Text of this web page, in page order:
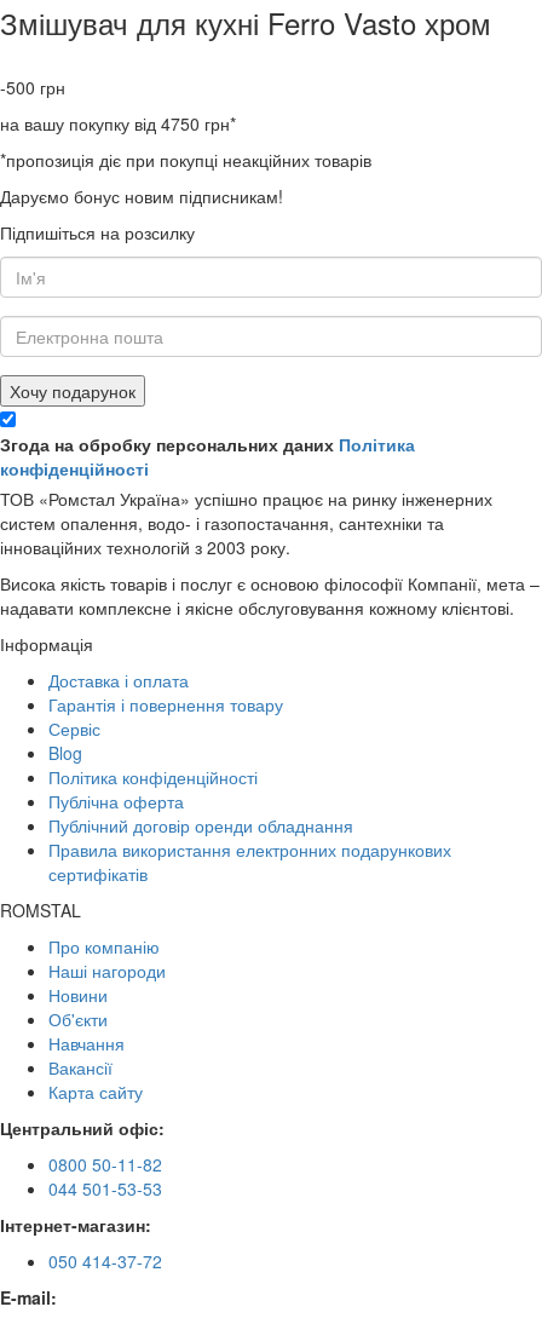
Змішувач для кухні Ferro Vasto хром
-500 грн
на вашу покупку від 4750 грн*
*пропозиція діє при покупці неакційних товарів
Даруємо бонус новим підписникам!
Підпишіться на розсилку
Хочу подарунок
Згода на обробку персональних даних Політика
конфіденційності
ТОВ «Ромстал Україна» успішно працює на ринку інженерних
систем опалення, водо- і газопостачання, сантехніки та
інноваційних технологій з 2003 року.
Висока якість товарів і послуг є основою філософії Компанії, мета –
надавати комплексне і якісне обслуговування кожному клієнтові.
Інформація
Доставка і оплата
Гарантія і повернення товару
Сервіс
Blog
Політика конфіденційності
Публічна оферта
Публічний договір оренди обладнання
Правила використання електронних подарункових
сертифікатів
ROMSTAL
Про компанію
Наші нагороди
Новини
Об'єкти
Навчання
Вакансії
Карта сайту
Центральний офіс:
0800 50-11-82
044 501-53-53
Інтернет-магазин:
050 414-37-72
E-mail: